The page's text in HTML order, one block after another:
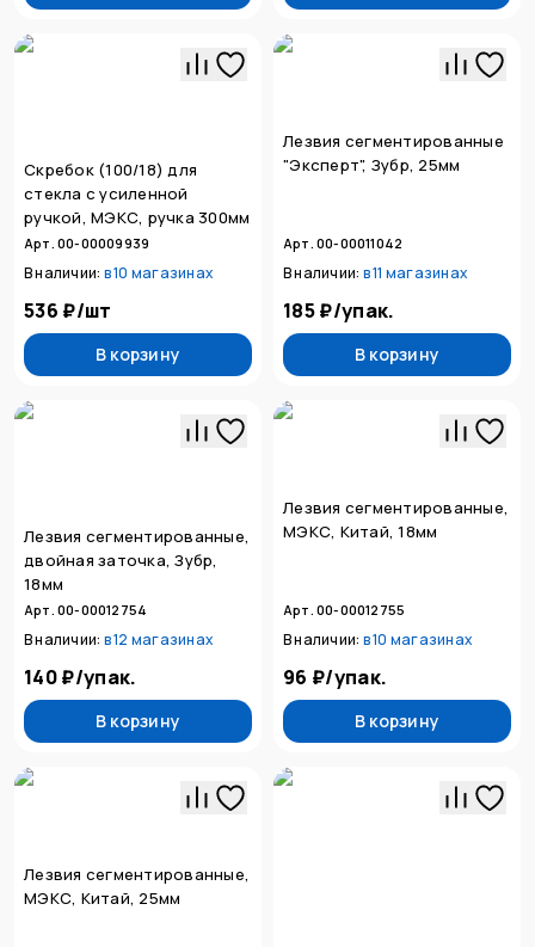
Скребок (100/18) для
стекла с усиленной
ручкой, МЭКС, ручка 300мм
Арт. 00-00009939
В наличии: в10 магазинах
536 ₽/шт
В корзину
Лезвия сегментированные
"Эксперт", Зубр, 25мм
Арт. 00-00011042
В наличии: в11 магазинах
185 ₽/упак.
В корзину
Лезвия сегментированные,
двойная заточка, Зубр,
18мм
Арт. 00-00012754
В наличии: в12 магазинах
140 ₽/упак.
В корзину
Лезвия сегментированные,
МЭКС, Китай, 18мм
Арт. 00-00012755
В наличии: в10 магазинах
96 ₽/упак.
В корзину
Лезвия сегментированные,
МЭКС, Китай, 25мм